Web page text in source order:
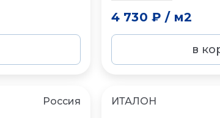
4 730 ₽ / м2
в
Россия ИТАЛОН